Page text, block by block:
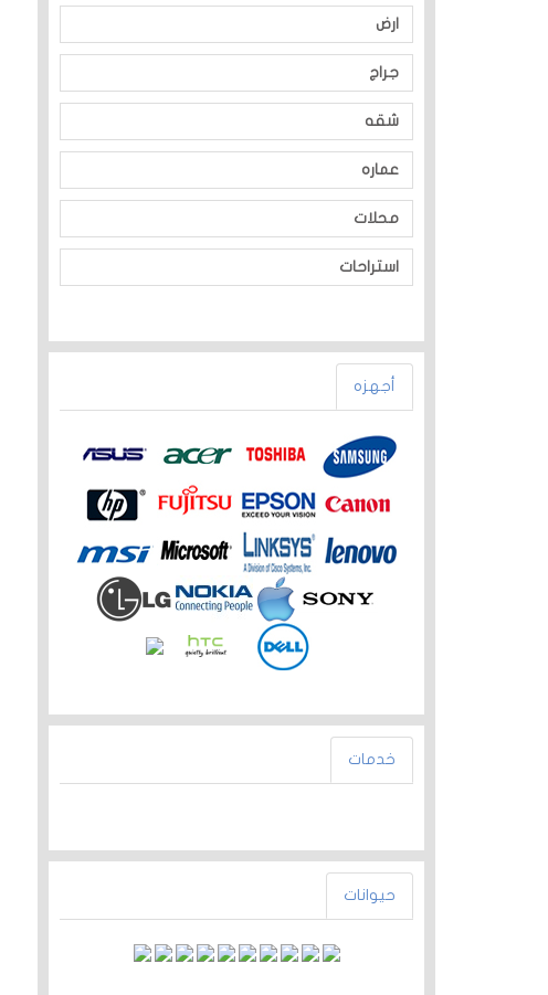
ارض
جراج
شقه
عماره
محلات
استراحات
أجهزه
خدمات
حيوانات